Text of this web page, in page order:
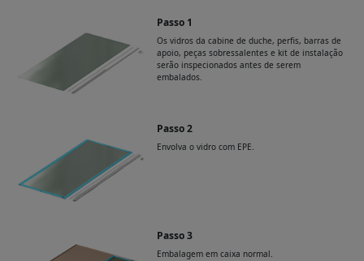
Passo 1
Os vidros da cabine de duche, perfis, barras de
apoio, peças sobressalentes e kit de instalação
serão inspecionados antes de serem
embalados.
Passo 2
Envolva o vidro com EPE.
Passo 3
Embalagem em caixa normal.